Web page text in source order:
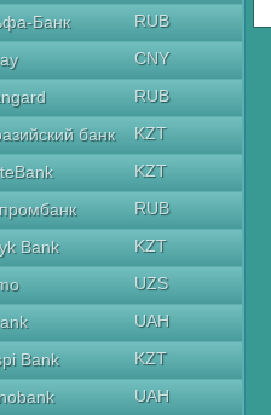
Банк
RUB
CNY
RUB
банк
KZT
KZT
RUB
Bank
KZT
UZS
UAH
Bank
KZT
UAH